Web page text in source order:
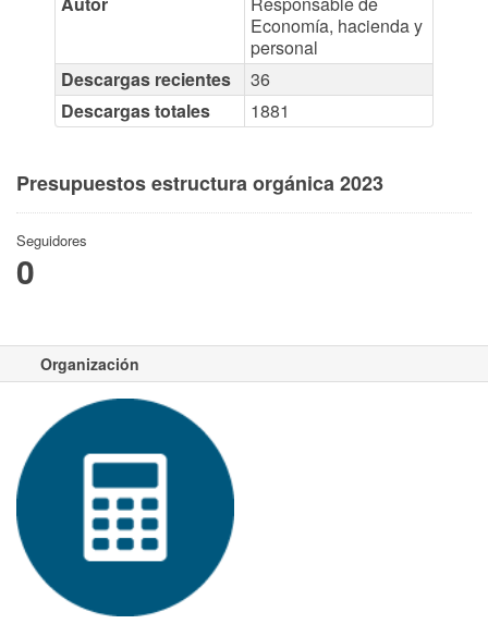
Economía, hacienda y
personal
Descargas recientes
36
Descargas totales
1881
Presupuestos estructura orgánica 2023
Seguidores
0
Organización